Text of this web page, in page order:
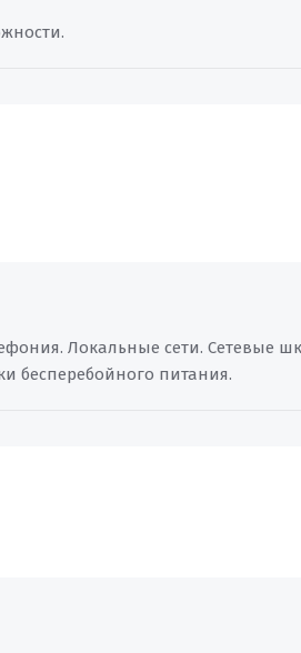
Локальные сети. Сетевые
бесперебойного питания.